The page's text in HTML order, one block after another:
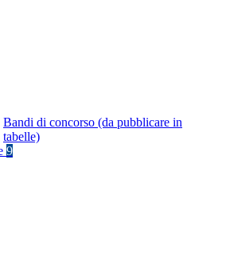
Bandi di concorso (da pubblicare in
tabelle)
9